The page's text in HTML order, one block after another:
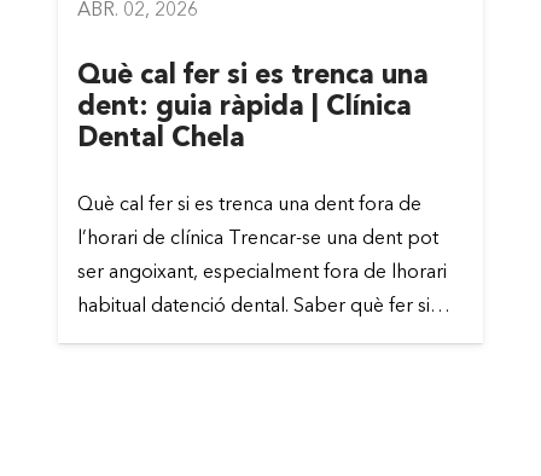
ABR. 02, 2026
Què cal fer si es trenca una
dent: guia ràpida | Clínica
Dental Chela
Què cal fer si es trenca una dent fora de
l’horari de clínica Trencar-se una dent pot
ser angoixant, especialment fora de lhorari
habitual datenció dental. Saber què fer si…